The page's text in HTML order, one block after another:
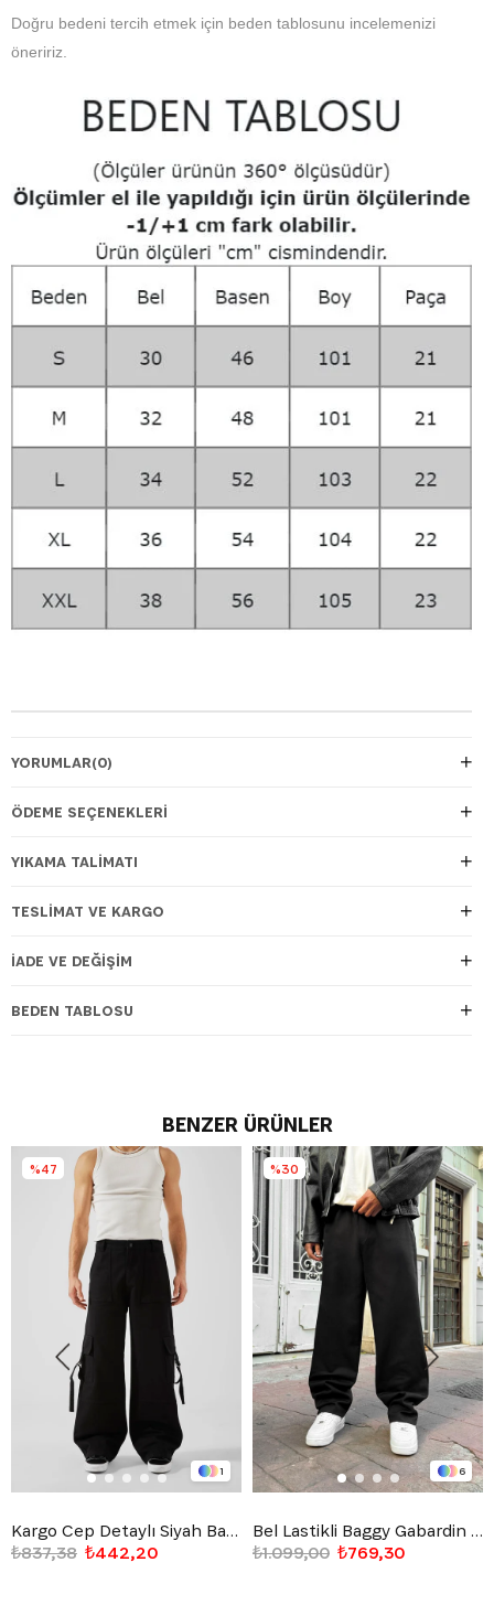
Doğru bedeni tercih etmek için beden tablosunu incelemenizi
öneririz.
YORUMLAR(0)
ÖDEME SEÇENEKLERI
YIKAMA TALİMATI
TESLIMAT VE KARGO
İADE VE DEĞIŞIM
BEDEN TABLOSU
BENZER ÜRÜNLER
1
Kargo Cep Detaylı Siyah Baggy Jean
₺442,20
₺837,38
%47
6
Bel Lastikli Baggy Gabardin Pantolon Siyah
₺769,30
₺1.099,00
%30